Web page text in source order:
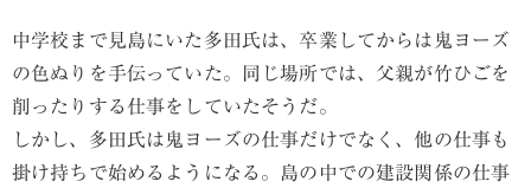
中学校まで見島にいた多田氏は、卒業してからは鬼ヨーズ
の色ぬりを手伝っていた。同じ場所では、父親が竹ひごを
削ったりする仕事をしていたそうだ。
しかし、多田氏は鬼ヨーズの仕事だけでなく、他の仕事も
掛け持ちで始めるようになる。島の中での建設関係の仕事